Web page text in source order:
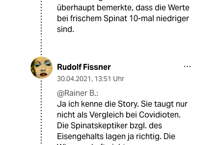
überhaupt bemerkte, dass die Werte
bei frischem Spinat 10-mal niedriger
sind.
Rudolf Fissner
30.04.2021, 13:51 Uhr
@Rainer B.:
Ja ich kenne die Story. Sie taugt nur
nicht als Vergleich bei Covidioten.
Die Spinatskeptiker bzgl. des
Eisengehalts lagen ja richtig. Die